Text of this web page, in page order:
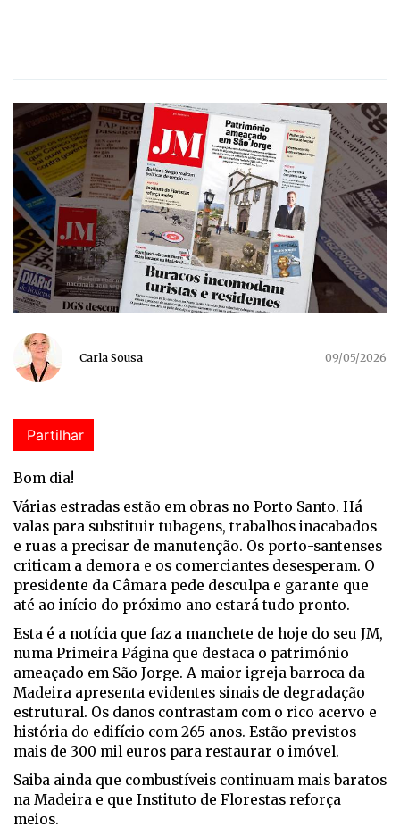
Carla Sousa 09/05/2026
Partilhar
Bom dia!
Várias estradas estão em obras no Porto Santo. Há
valas para substituir tubagens, trabalhos inacabados
e ruas a precisar de manutenção. Os porto-santenses
criticam a demora e os comerciantes desesperam. O
presidente da Câmara pede desculpa e garante que
até ao início do próximo ano estará tudo pronto.
Esta é a notícia que faz a manchete de hoje do seu JM,
numa Primeira Página que destaca o património
ameaçado em São Jorge. A maior igreja barroca da
Madeira apresenta evidentes sinais de degradação
estrutural. Os danos contrastam com o rico acervo e
história do edifício com 265 anos. Estão previstos
mais de 300 mil euros para restaurar o imóvel.
Saiba ainda que combustíveis continuam mais baratos
na Madeira e que Instituto de Florestas reforça
meios.